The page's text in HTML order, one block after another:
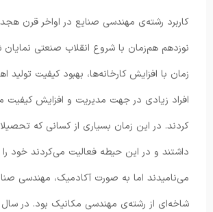
کاربرد رشته‌ی مهندسی صنایع در اواخر قرن
نوزدهم هم‌زمان با شروع انقلاب صنعتی نمایان
زمان با افزایش کارخانه‌ها، بهبود کیفیت تولید
افراد زیادی در جهت مدیریت و افزایش کیفیت
کردند. در این زمان بسیاری از کسانی که
داشتند و در این حیطه فعالیت می‌کردند خود
می‌نامیدند اما به صورت آکادمیک، مهندسی